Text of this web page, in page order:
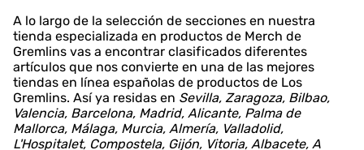
A lo largo de la selección de secciones en nuestra
tienda especializada en productos de Merch de
Gremlins vas a encontrar clasificados diferentes
artículos que nos convierte en una de las mejores
tiendas en línea españolas de productos de Los
Gremlins. Así ya residas en Sevilla, Zaragoza, Bilbao,
Valencia, Barcelona, Madrid, Alicante, Palma de
Mallorca, Málaga, Murcia, Almería, Valladolid,
L'Hospitalet, Compostela, Gijón, Vitoria, Albacete, A